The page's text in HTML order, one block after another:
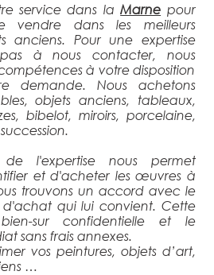
service dans laMarne pour
vendre dans les meilleurs
anciens. Pour une expertise
à nous contacter, nous
à votre disposition
demande. Nous achetons
objets anciens, tableaux,
bibelot, miroirs, porcelaine,
l'expertise nous permet
et d'acheter les œuvres à
trouvons un accord avec le
qui lui convient. Cette
sur confidentielle et le
sans frais annexes.
vos peintures, objets d’art,
…